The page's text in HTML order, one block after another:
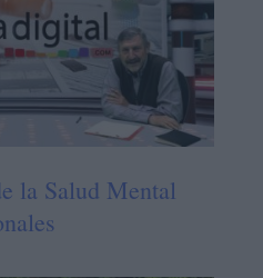
la Salud Mental